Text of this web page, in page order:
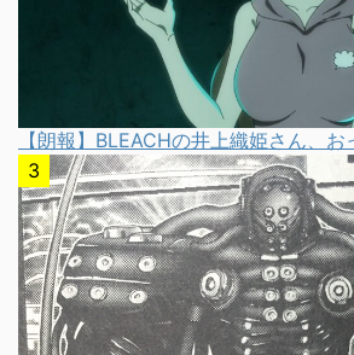
【朗報】BLEACHの井上織姫さん、